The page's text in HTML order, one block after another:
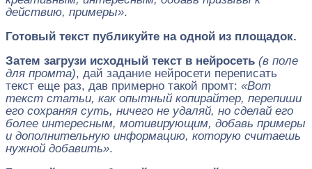
действию, примеры».
Готовый текст публикуйте на одной из площадок.
Затем загрузи исходный текст в нейросеть (в поле
для промта), дай задание нейросети переписать
текст еще раз, дав примерно такой промт: «Вот
текст статьи, как опытный копирайтер, перепиши
его сохраняя суть, ничего не удаляй, но сделай его
более интересным, мотивирующим, добавь примеры
и дополнительную информацию, которую считаешь
нужной добавить».